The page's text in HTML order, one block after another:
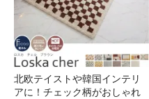
北欧テイストや韓国インテリ
アに！チェック柄がおしゃれ